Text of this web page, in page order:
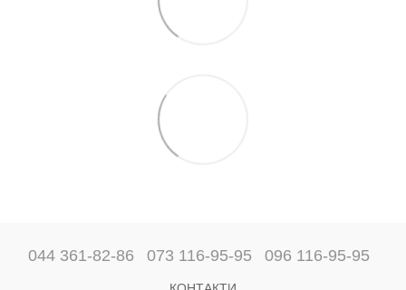
044 361-82-86 073 116-95-95 096 116-95-95